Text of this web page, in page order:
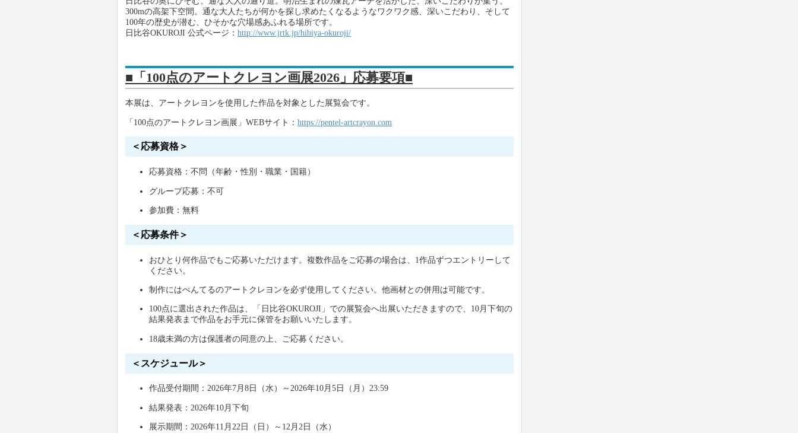
300mの高架下空間。通な大人たちが何かを探し求めたくなるようなワクワク感、深いこだわり、そして
100年の歴史が潜む、ひそかな穴場感あふれる場所です。
日比谷OKUROJI 公式ページ： http://www.jrtk.jp/hibiya-okuroji/
■「100点のアートクレヨン画展2026」応募要項■
本展は、アートクレヨンを使用した作品を対象とした展覧会です。
「100点のアートクレヨン画展」WEBサイト： https://pentel-artcrayon.com
＜応募資格＞
応募資格：不問（年齢・性別・職業・国籍）
グループ応募：不可
参加費：無料
＜応募条件＞
おひとり何作品でもご応募いただけます。複数作品をご応募の場合は、1作品ずつエントリーして
ください。
制作にはぺんてるのアートクレヨンを必ず使用してください。他画材との併用は可能です。
100点に選出された作品は、「日比谷OKUROJI」での展覧会へ出展いただきますので、10月下旬の
結果発表まで作品をお手元に保管をお願いいたします。
18歳未満の方は保護者の同意の上、ご応募ください。
＜スケジュール＞
作品受付期間：2026年7月8日（水）～2026年10月5日（月）23:59
結果発表：2026年10月下旬
展示期間：2026年11月22日（日）～12月2日（水）